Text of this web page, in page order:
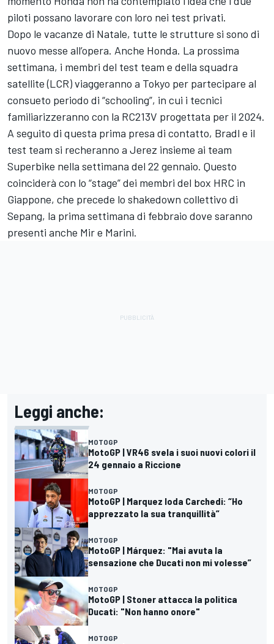
piloti possano lavorare con loro nei test privati.
Dopo le vacanze di Natale, tutte le strutture si sono di
nuovo messe all’opera. Anche Honda. La prossima
settimana, i membri del test team e della squadra
satellite (LCR) viaggeranno a Tokyo per partecipare al
consueto periodo di “schooling”, in cui i tecnici
familiarizzeranno con la RC213V progettata per il 2024.
A seguito di questa prima presa di contatto, Bradl e il
test team si recheranno a Jerez insieme ai team
Superbike nella settimana del 22 gennaio. Questo
coinciderà con lo “stage” dei membri del box HRC in
Giappone, che precede lo shakedown collettivo di
Sepang, la prima settimana di febbraio dove saranno
presenti anche Mir e Marini.
Leggi anche:
MOTOGP
MotoGP | VR46 svela i suoi nuovi colori il
24 gennaio a Riccione
MOTOGP
MotoGP | Marquez loda Carchedi: “Ho
apprezzato la sua tranquillità”
MOTOGP
MotoGP | Márquez: "Mai avuta la
sensazione che Ducati non mi volesse”
MOTOGP
MotoGP | Stoner attacca la politica
Ducati: "Non hanno onore"
MOTOGP